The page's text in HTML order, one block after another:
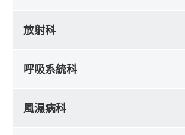
放射科
呼吸系統科
風濕病科